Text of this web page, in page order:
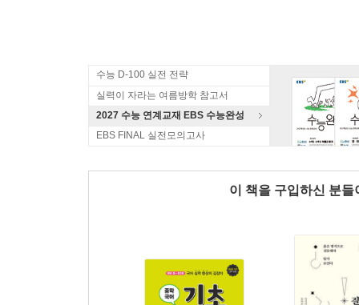
수능 D-100 실전 전략
실력이 자라는 여름방학 참고서
2027 수능 연계교재 EBS 수능완성
EBS FINAL 실전모의고사
이 책을 구입하신 분